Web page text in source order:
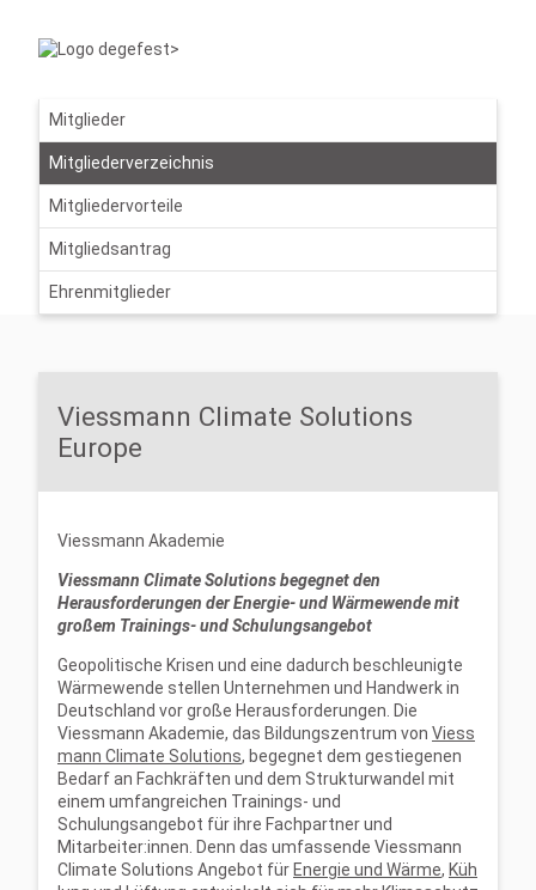
Mitglieder
Mitgliederverzeichnis
Mitgliedervorteile
Mitgliedsantrag
Ehrenmitglieder
Viessmann Climate Solutions
Europe
Viessmann Akademie
Viessmann Climate Solutions begegnet den
Herausforderungen der Energie- und Wärmewende mit
großem Trainings- und Schulungsangebot
Geopolitische Krisen und eine dadurch beschleunigte
Wärmewende stellen Unternehmen und Handwerk in
Deutschland vor große Herausforderungen. Die
Viessmann Akademie, das Bildungszentrum von Viess
mann Climate Solutions, begegnet dem gestiegenen
Bedarf an Fachkräften und dem Strukturwandel mit
einem umfangreichen Trainings- und
Schulungsangebot für ihre Fachpartner und
Mitarbeiter:innen. Denn das umfassende Viessmann
Climate Solutions Angebot für Energie und Wärme, Küh